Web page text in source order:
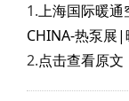
1.上海国际暖通
CHINA-热泵展
2.点击查看原文